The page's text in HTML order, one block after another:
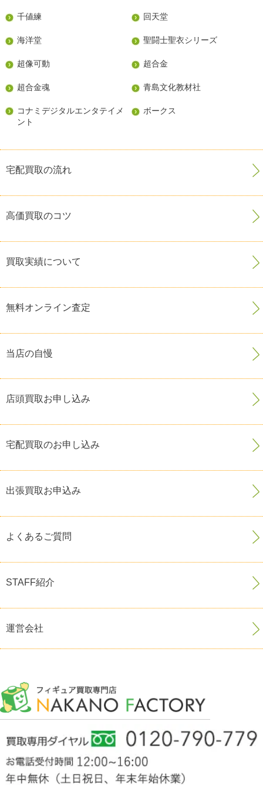
千値練 回天堂
海洋堂 聖闘士聖衣シリーズ
超像可動 超合金
超合金魂 青島文化教材社
コナミデジタルエンタテイメ
ント
ボークス
宅配買取の流れ
高価買取のコツ
買取実績について
無料オンライン査定
当店の自慢
店頭買取お申し込み
宅配買取のお申し込み
出張買取お申込み
よくあるご質問
STAFF紹介
運営会社